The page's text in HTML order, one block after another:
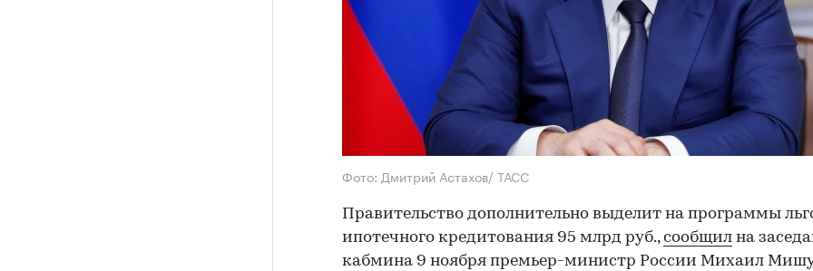
Фото: Дмитрий Астахов/ ТАСС
Правительство дополнительно выделит на программы
ипотечного кредитования 95 млрд руб.,сообщил на
кабмина 9 ноября премьер-министр России Михаил